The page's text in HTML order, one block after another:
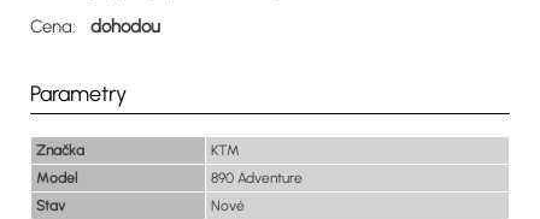
Cena: dohodou
Parametry
Značka
KTM
Model
890 Adventure
Stav
Nové